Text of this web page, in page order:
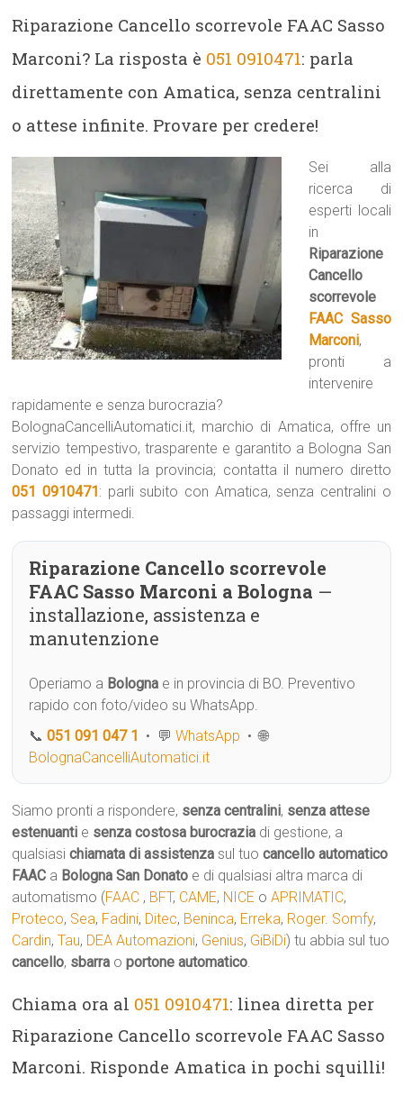
Riparazione Cancello scorrevole FAAC Sasso
Marconi? La risposta è 051 0910471: parla
direttamente con Amatica, senza centralini
o attese infinite. Provare per credere!
Sei alla
ricerca di
esperti locali
in
Riparazione
Cancello
scorrevole
FAAC Sasso
Marconi,
pronti a
intervenire
rapidamente e senza burocrazia?
BolognaCancelliAutomatici.it, marchio di Amatica, offre un
servizio tempestivo, trasparente e garantito a Bologna San
Donato ed in tutta la provincia; contatta il numero diretto
051 0910471: parli subito con Amatica, senza centralini o
passaggi intermedi.
Riparazione Cancello scorrevole
FAAC Sasso Marconi a Bologna —
installazione, assistenza e
manutenzione
Operiamo a Bologna e in provincia di BO. Preventivo
rapido con foto/video su WhatsApp.
📞051 091 047 1 • 💬WhatsApp • 🌐
BolognaCancelliAutomatici.it
Siamo pronti a rispondere, senza centralini, senza attese
estenuanti e senza costosa burocrazia di gestione, a
qualsiasichiamata di assistenza sul tuocancello automatico
FAAC a Bologna San Donato e di qualsiasi altra marca di
automatismo (FAAC , BFT, CAME, NICE oAPRIMATIC,
Proteco, Sea, Fadini, Ditec, Beninca, Erreka, Roger. Somfy,
Cardin,Tau, DEA Automazioni, Genius, GiBiDi) tu abbia sul tuo
cancello, sbarra oportone automatico.
Chiama ora al 051 0910471: linea diretta per
Riparazione Cancello scorrevole FAAC Sasso
Marconi. Risponde Amatica in pochi squilli!